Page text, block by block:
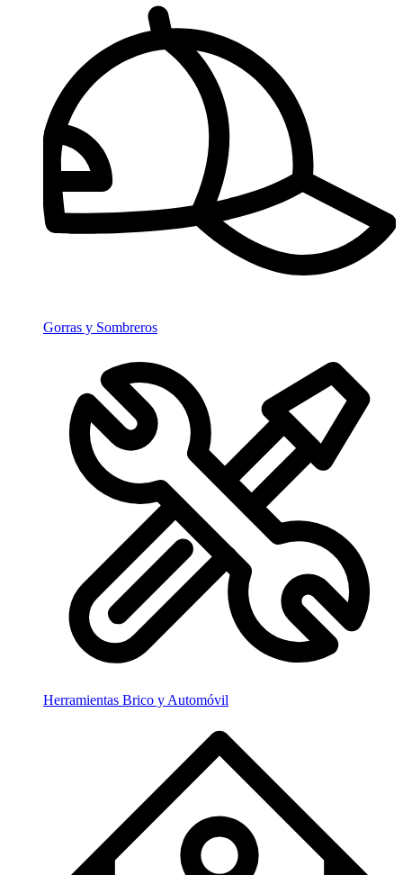
Gorras y Sombreros
Herramientas Brico y Automóvil